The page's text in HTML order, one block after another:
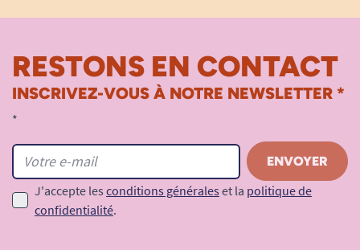
RESTONS EN CONTACT
INSCRIVEZ-VOUS À NOTRE NEWSLETTER *
*
J'accepte les conditions générales et la politique de
confidentialité.